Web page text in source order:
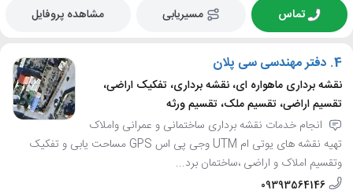
تماس مسیریابی مشاهده پروفایل
4. دفتر مهندسی سی پلان
نقشه برداری ماهواره ای، نقشه برداری، تفکیک اراضی،
تقسیم اراضی، تقسیم ملک، تقسیم ورثه
انجام خدمات نقشه برداری ساختمانی و عمرانی واملاک
تهیه نقشه های یوتی ام UTM وجی پی اس GPS مساحت یابی و تفکیک
وتقسیم املاک و اراضی ،ساختمان برد...
09393564146